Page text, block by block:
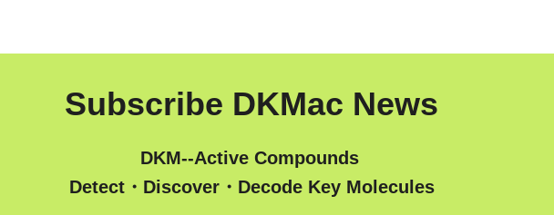
Subscribe DKMac News
DKM--Active Compounds
Detect・Discover・Decode Key Molecules